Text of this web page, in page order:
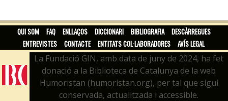
QUI SOM FAQ ENLLAÇOS DICCIONARI BIBLIOGRAFIA
DESCÀRREGUES
ENTREVISTES
CONTACTE ENTITATS COL·LABORADORES AVÍS LEGAL
La Fundació GIN, amb data de juny de 2024, ha fet
donació a la Biblioteca de Catalunya de la web
Humoristan (humoristan.org), per tal que sigui
conservada, actualitzada i accessible.